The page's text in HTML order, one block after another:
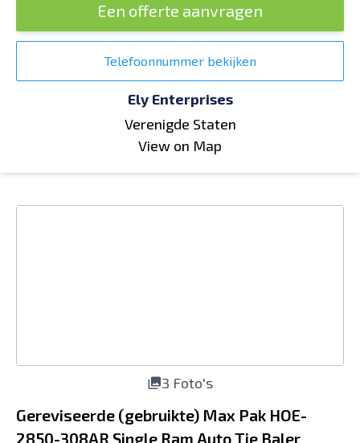
Een offerte aanvragen
Telefoonnummer bekijken
Ely Enterprises
Verenigde Staten
View on Map
3 Foto's
Gereviseerde (gebruikte) Max Pak HOE-
2850-308AR Single Ram Auto Tie Baler